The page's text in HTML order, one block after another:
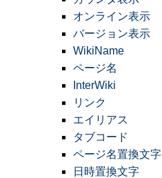
オンライン表示
バージョン表示
WikiName
ページ名
InterWiki
リンク
エイリアス
タブコード
ページ名置換文字
日時置換文字